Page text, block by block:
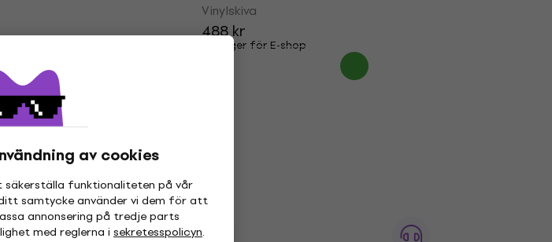
av cookies
funktionaliteten på vår
samtycke använder vi dem för att
annonsering på tredje parts
med reglerna i sekretesspolicyn.
Vinylskiva
488 kr
I lager för E-shop